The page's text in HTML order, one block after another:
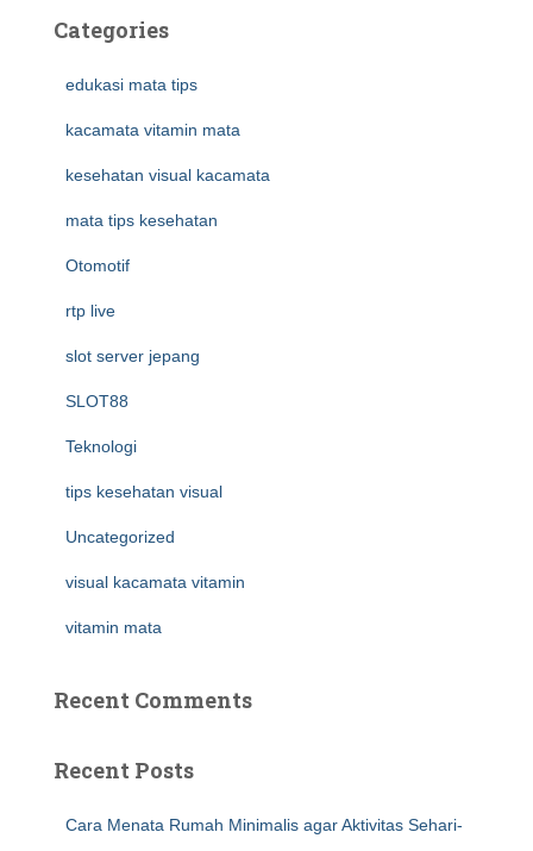
Categories
edukasi mata tips
kacamata vitamin mata
kesehatan visual kacamata
mata tips kesehatan
Otomotif
rtp live
slot server jepang
SLOT88
Teknologi
tips kesehatan visual
Uncategorized
visual kacamata vitamin
vitamin mata
Recent Comments
Recent Posts
Cara Menata Rumah Minimalis agar Aktivitas Sehari-